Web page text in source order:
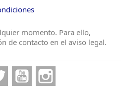
momento. Para ello,
de contacto en el aviso legal.
Twitter YouTube